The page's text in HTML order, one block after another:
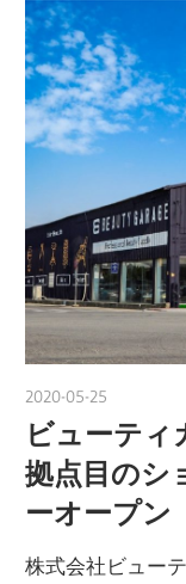
2020-05-25
ビューティ
拠点目のシ
ーオープン
株式会社ビュー